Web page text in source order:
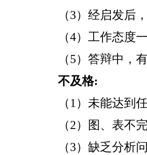
（3）经启发后
（4）工作态度
（5）答辩中，
不及格:
（1）未能达到
（2）图、表不
（3）缺乏分析